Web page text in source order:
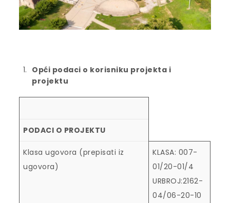
Opći podaci o korisniku projekta i
projektu
PODACI O PROJEKTU
Klasa ugovora (prepisati iz
ugovora)
KLASA: 007-
01/20-01/4
URBROJ:2162-
04/06-20-10